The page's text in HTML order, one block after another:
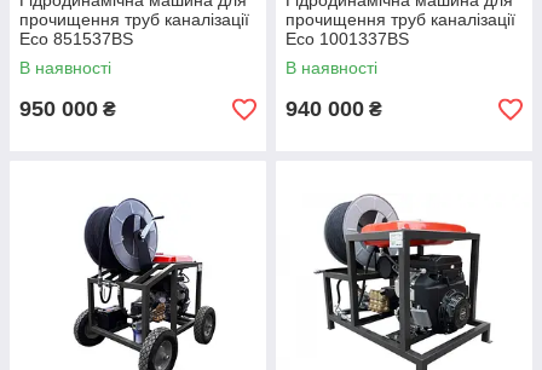
прочищення труб каналізації
Eco 851537BS
В наявності
950 000 ₴
прочищення труб каналізації
Eco 1001337BS
В наявності
940 000 ₴